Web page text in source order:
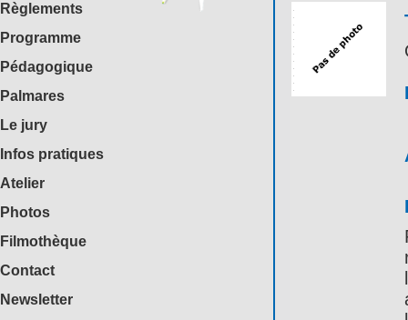
Règlements
Programme
Pédagogique
Palmares
Le jury
Infos pratiques
Atelier
Photos
Filmothèque
Contact
Newsletter